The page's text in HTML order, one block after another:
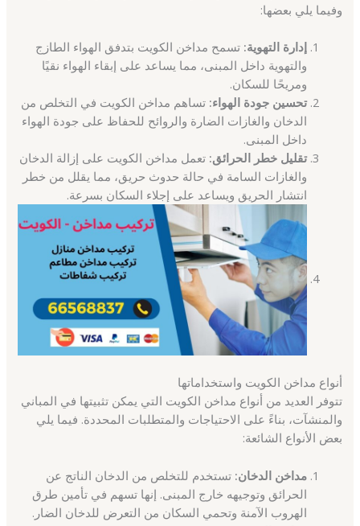
وفيما يلي بعضها:
إدارة التهوية: تسمح مداخن الكويت بتدفق الهواء الطازج
والتهوية داخل المبنى، مما يساعد على إبقاء الهواء نقيًا
ومريحًا للسكان.
تحسين جودة الهواء: تساهم مداخن الكويت في التخلص من
الدخان والغازات الضارة والروائح للحفاظ على جودة الهواء
داخل المبنى.
تقليل خطر الحرائق: تعمل مداخن الكويت على إزالة الدخان
والغازات السامة في حالة حدوث حريق، مما يقلل من خطر
انتشار الحريق ويساعد على إجلاء السكان بسرعة.
أنواع مداخن الكويت واستخداماتها
تتوفر العديد من أنواع مداخن الكويت التي يمكن تثبيتها في المباني
والمنشآت، بناءً على الاحتياجات والمتطلبات المحددة. فيما يلي
بعض الأنواع الشائعة:
مداخن الدخان: تستخدم للتخلص من الدخان الناتج عن
الحرائق وتوجيهه خارج المبنى. إنها تسهم في تأمين طرق
الهروب الآمنة وتحمي السكان من التعرض للدخان الضار.